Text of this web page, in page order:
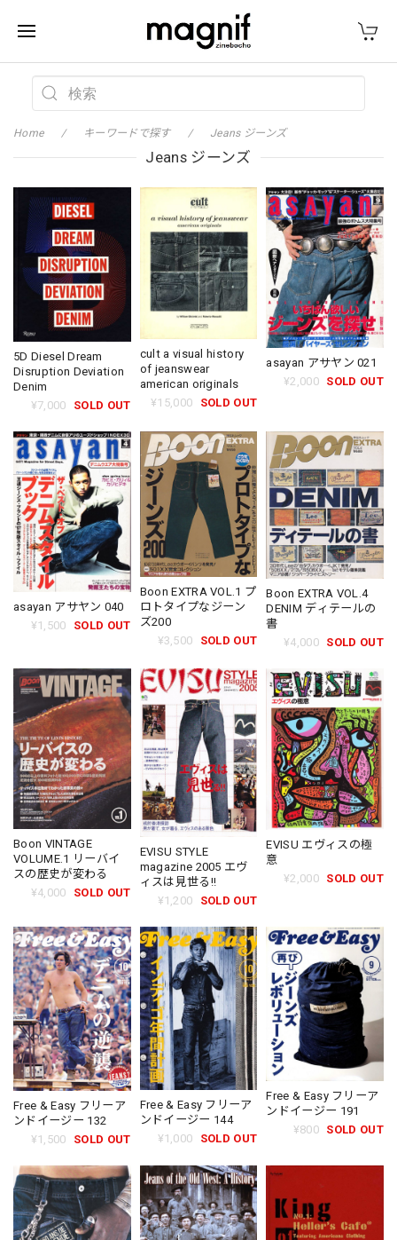
Home キーワードで探す Jeans ジーンズ
Jeans ジーンズ
5D Diesel Dream
Disruption Deviation
Denim
¥7,000
SOLD OUT
cult a visual history
of jeanswear
american originals
¥15,000
SOLD OUT
asayan アサヤン 021
¥2,000 SOLD OUT
asayan アサヤン 040
¥1,500
SOLD OUT
Boon EXTRA VOL.1 プ
ロトタイプなジーン
ズ200
¥3,500
SOLD OUT
Boon EXTRA VOL.4
DENIM ディテールの
書
¥4,000 SOLD OUT
Boon VINTAGE
VOLUME.1 リーバイ
スの歴史が変わる
¥4,000
SOLD OUT
EVISU STYLE
magazine 2005 エヴ
ィスは見世る!!
¥1,200
SOLD OUT
EVISU エヴィスの極
意
¥2,000 SOLD OUT
Free & Easy フリーア
ンドイージー 132
¥1,500
SOLD OUT
Free & Easy フリーア
ンドイージー 144
¥1,000
SOLD OUT
Free & Easy フリーア
ンドイージー 191
¥800 SOLD OUT